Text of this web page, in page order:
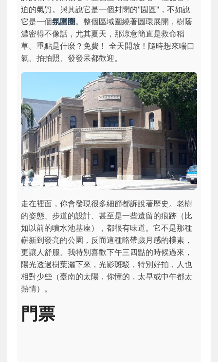
迫的氣質。與其說它是一個封閉的"園區"，不如說
它是一個氛圍圈。整個區域圍繞著圓環展開，樹蔭
濃密得不像話，尤其夏天，那涼意簡直是救命稻
草。重點是什麼？ 免費！ 全天開放！隨時想來喘口
氣、拍拍照、發發呆都歡迎。
走在裡面，你會發現很多細節都訴說著歷史。老樹
的姿態、步道的設計、甚至是一些遺留的痕跡（比
如以前的噴水池基座），都很有味道。它不是那種
嶄新到發亮的公園，反而這種略帶歲月感的樸素，
更讓人舒服。我特別喜歡下午三四點的時候過來，
陽光透過樹葉灑下來，光影斑駁，特別好拍，人也
相對少些（臺南的太陽，你懂的，太早或中午都太
熱情）。
門票